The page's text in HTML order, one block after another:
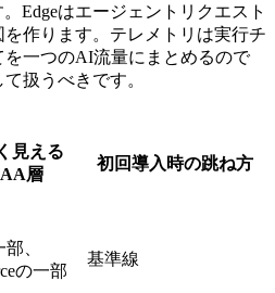
Edgeはエージェントリクエスト
作ります。テレメトリは実行チ
を一つのAI流量にまとめるので
扱うべきです。
見える
層
初回導入時の跳ね方
、
の一部
基準線